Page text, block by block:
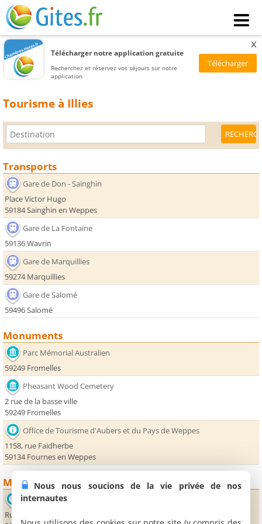
Télécharger notre application gratuite
Recherchez et réservez vos séjours sur notre
application
x
Tourisme à Illies
Transports
Gare de Don - Sainghin
Place Victor Hugo
59184 Sainghin en Weppes
Gare de La Fontaine
59136 Wavrin
Gare de Marquillies
59274 Marquillies
Gare de Salomé
59496 Salomé
Monuments
Parc Mémorial Australien
59249 Fromelles
Pheasant Wood Cemetery
2 rue de la basse ville
59249 Fromelles
Office de Tourisme d'Aubers et du Pays de Weppes
1158, rue Faidherbe
59134 Fournes en Weppes
Musées
Musée de la bataille de Fromelles
Rue de la basse ville
Nous nous soucions de la vie privée de nos
internautes